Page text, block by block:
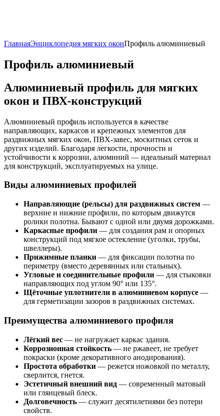
ГлавнаяЭнциклопедия мягких оконПрофиль алюминиевый
Профиль алюминиевый
Алюминиевый профиль для мягких
окон и ПВХ-конструкций
Алюминиевый профиль используется в качестве
направляющих, каркасов и крепежных элементов для
раздвижных мягких окон, ПВХ-завес, москитных сеток и
других изделий. Благодаря легкости, прочности и
устойчивости к коррозии, алюминий — идеальный материал
для конструкций, эксплуатируемых на улице.
Виды алюминиевых профилей
Направляющие (рельсы) для раздвижных систем —
верхние и нижние профили, по которым движутся
ролики полотна. Бывают с одной или двумя дорожками.
Каркасные профили — для создания рам и опорных
конструкций под мягкое остекление (уголки, трубы,
швеллеры).
Прижимные планки — для фиксации полотна по
периметру (вместо деревянных или стальных).
Угловые и соединительные профили — для стыковки
направляющих под углом 90° или 135°.
Щёточные уплотнители в алюминиевом корпусе —
для герметизации зазоров в раздвижных системах.
Преимущества алюминиевого профиля
Лёгкий вес — не нагружает каркас здания.
Коррозионная стойкость — не ржавеет, не требует
покраски (кроме декоративного анодирования).
Простота обработки — режется ножовкой по металлу,
сверлится, гнется.
Эстетичный внешний вид — современный матовый
или глянцевый блеск.
Долговечность — служит десятилетиями без потери
свойств.